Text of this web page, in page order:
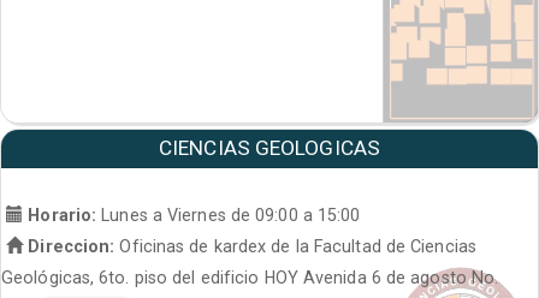
CIENCIAS GEOLOGICAS
Horario: Lunes a Viernes de 09:00 a 15:00
Direccion: Oficinas de kardex de la Facultad de Ciencias
Geológicas, 6to. piso del edificio HOY Avenida 6 de agosto No.